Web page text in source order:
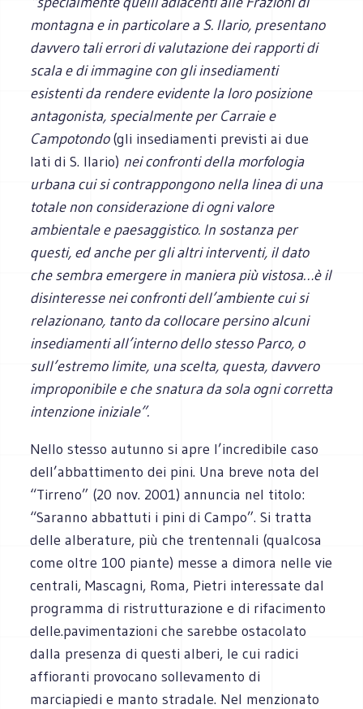
montagna e in particolare a S. Ilario, presentano
davvero tali errori di valutazione dei rapporti di
scala e di immagine con gli insediamenti
esistenti da rendere evidente la loro posizione
antagonista, specialmente per Carraie e
Campotondo(gli insediamenti previsti ai due
lati di S. Ilario) nei confronti della morfologia
urbana cui si contrappongono nella linea di una
totale non considerazione di ogni valore
ambientale e paesaggistico. In sostanza per
questi, ed anche per gli altri interventi, il dato
che sembra emergere in maniera più vistosa…è il
disinteresse nei confronti dell’ambiente cui si
relazionano, tanto da collocare persino alcuni
insediamenti all’interno dello stesso Parco, o
sull’estremo limite, una scelta, questa, davvero
improponibile e che snatura da sola ogni corretta
intenzione iniziale”.
Nello stesso autunno si apre l’incredibile caso
dell’abbattimento dei pini. Una breve nota del
“Tirreno” (20 nov. 2001) annuncia nel titolo:
“Saranno abbattuti i pini di Campo”. Si tratta
delle alberature, più che trentennali (qualcosa
come oltre 100 piante) messe a dimora nelle vie
centrali, Mascagni, Roma, Pietri interessate dal
programma di ristrutturazione e di rifacimento
delle.pavimentazioni che sarebbe ostacolato
dalla presenza di questi alberi, le cui radici
affioranti provocano sollevamento di
marciapiedi e manto stradale. Nel menzionato